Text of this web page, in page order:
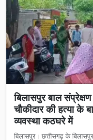
बिलासपुर बाल
चौकीदार की हत्या के
व्यवस्था कठघरे में
बिलासपुर। छत्तीसगढ़ के
सनसनीख...